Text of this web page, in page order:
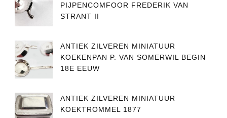
PIJPENCOMFOOR FREDERIK VAN
STRANT II
ANTIEK ZILVEREN MINIATUUR
KOEKENPAN P. VAN SOMERWIL BEGIN
18E EEUW
ANTIEK ZILVEREN MINIATUUR
KOEKTROMMEL 1877